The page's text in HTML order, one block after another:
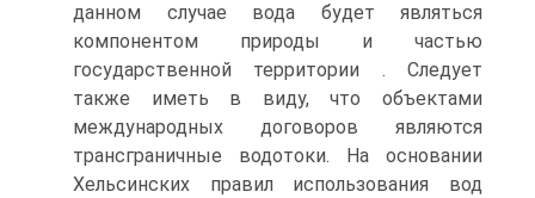
данном случае вода будет являться
компонентом природы и частью
государственной территории . Следует
также иметь в виду, что объектами
международных договоров являются
трансграничные водотоки. На основании
Хельсинских правил использования вод